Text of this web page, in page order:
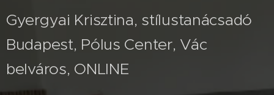
Gyergyai Krisztina, stílustanácsadó
Budapest, Pólus Center, Vác
belváros, ONLINE